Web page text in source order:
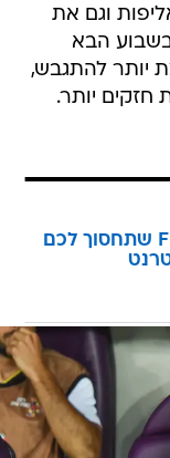
וגם את
הבא
יותר להתגבש,
חזקים יותר.
המהפכה של וואלה Fiber שתחסוך לכם